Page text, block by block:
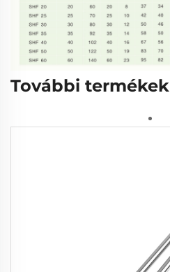
További termékek